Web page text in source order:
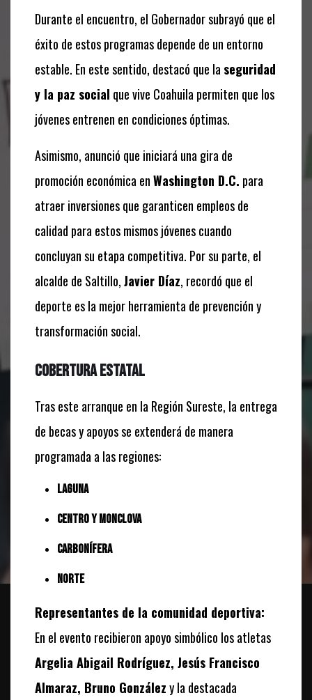
Durante el encuentro, el Gobernador subrayó que el
éxito de estos programas depende de un entorno
estable. En este sentido, destacó que la seguridad
y la paz social que vive Coahuila permiten que los
jóvenes entrenen en condiciones óptimas.
Asimismo, anunció que iniciará una gira de
promoción económica enWashington D.C. para
atraer inversiones que garanticen empleos de
calidad para estos mismos jóvenes cuando
concluyan su etapa competitiva. Por su parte, el
alcalde de Saltillo,Javier Díaz, recordó que el
deporte es la mejor herramienta de prevención y
transformación social.
Cobertura Estatal
Tras este arranque en la Región Sureste, la entrega
de becas y apoyos se extenderá de manera
programada a las regiones:
Laguna
Centro y Monclova
Carbonífera
Norte
Representantes de la comunidad deportiva:
En el evento recibieron apoyo simbólico los atletas
Argelia Abigail Rodríguez, Jesús Francisco
Almaraz, Bruno Gonzálezy la destacada